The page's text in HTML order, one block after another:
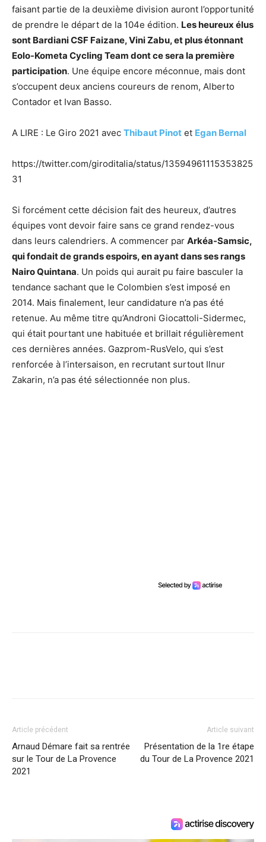
faisant partie de la deuxième division auront l’opportunité
de prendre le départ de la 104e édition. Les heureux élus
sont Bardiani CSF Faizane, Vini Zabu, et plus étonnant
Eolo-Kometa Cycling Team dont ce sera la première
participation. Une équipe encore méconnue, mais dont
s’occupent deux anciens coureurs de renom, Alberto
Contador et Ivan Basso.
A LIRE : Le Giro 2021 avec Thibaut Pinot et Egan Bernal
https://twitter.com/giroditalia/status/13594961115353825
31
Si forcément cette décision fait des heureux, d’autres
équipes vont devoir faire sans ce grand rendez-vous
dans leurs calendriers. A commencer par Arkéa-Samsic,
qui fondait de grands espoirs, en ayant dans ses rangs
Nairo Quintana. Un poids qui aurait pu faire basculer la
tendance sachant que le Colombien s’est imposé en
2014. Mais finalement, leur candidature n’a pas été
retenue. Au même titre qu’Androni Giocattoli-Sidermec,
qui était pourtant une habituée et brillait régulièrement
ces dernières années. Gazprom-RusVelo, qui s’est
renforcée à l’intersaison, en recrutant surtout Ilnur
Zakarin, n’a pas été sélectionnée non plus.
Article précédent
Arnaud Démare fait sa rentrée
sur le Tour de La Provence
2021
Article suivant
Présentation de la 1re étape
du Tour de La Provence 2021